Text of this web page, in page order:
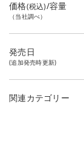
価格(税込)/容量
（当社調べ）
発売日
(追加発売時更新)
関連カテゴリー